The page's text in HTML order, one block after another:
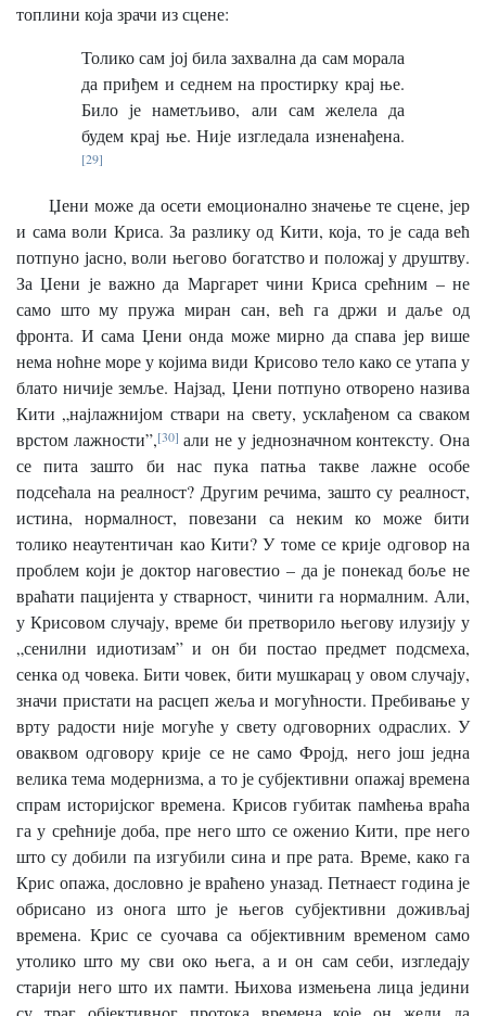
топлини која зрачи из сцене:
Толико сам јој била захвална да сам морала
да приђем и седнем на простирку крај ње.
Било је наметљиво, али сам желела да
будем крај ње. Није изгледала изненађена.
[29]
Џени може да осети емоционално значење те сцене, јер
и сама воли Криса. За разлику од Кити, која, то је сада већ
потпуно јасно, воли његово богатство и положај у друштву.
За Џени је важно да Маргарет чини Криса срећним – не
само што му пружа миран сан, већ га држи и даље од
фронта. И сама Џени онда може мирно да спава јер више
нема ноћне море у којима види Крисово тело како се утапа у
блато ничије земље. Најзад, Џени потпуно отворено назива
Кити „најлажнијом ствари на свету, усклађеном са сваком
врстом лажности”,[30] али не у једнозначном контексту. Она
се пита зашто би нас пука патња такве лажне особе
подсећала на реалност? Другим речима, зашто су реалност,
истина, нормалност, повезани са неким ко може бити
толико неаутентичан као Кити? У томе се крије одговор на
проблем који је доктор наговестио – да је понекад боље не
враћати пацијента у стварност, чинити га нормалним. Али,
у Крисовом случају, време би претворило његову илузију у
„сенилни идиотизам” и он би постао предмет подсмеха,
сенка од човека. Бити човек, бити мушкарац у овом случају,
значи пристати на расцеп жеља и могућности. Пребивање у
врту радости није могуће у свету одговорних одраслих. У
оваквом одговору крије се не само Фројд, него још једна
велика тема модернизма, а то је субјективни опажај времена
спрам историјског времена. Крисов губитак памћења враћа
га у срећније доба, пре него што се оженио Кити, пре него
што су добили па изгубили сина и пре рата. Време, како га
Крис опажа, дословно је враћено уназад. Петнаест година је
обрисано из онога што је његов субјективни доживљај
времена. Крис се суочава са објективним временом само
утолико што му сви око њега, а и он сам себи, изгледају
старији него што их памти. Њихова измењена лица једини